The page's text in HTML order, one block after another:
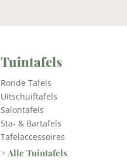
Tuintafels
Ronde Tafels
Uitschuiftafels
Salontafels
Sta- & Bartafels
Tafelaccessoires
> Alle Tuintafels